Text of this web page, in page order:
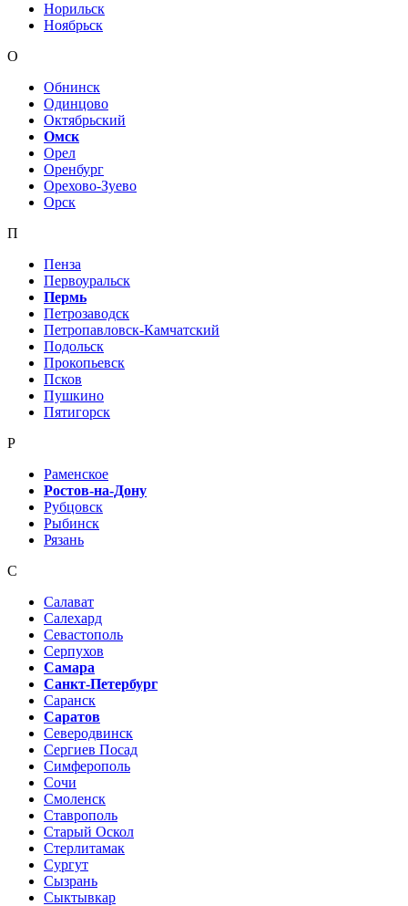
Норильск
Ноябрьск
О
Обнинск
Одинцово
Октябрьский
Омск
Орел
Оренбург
Орехово-Зуево
Орск
П
Пенза
Первоуральск
Пермь
Петрозаводск
Петропавловск-Камчатский
Подольск
Прокопьевск
Псков
Пушкино
Пятигорск
Р
Раменское
Ростов-на-Дону
Рубцовск
Рыбинск
Рязань
С
Салават
Салехард
Севастополь
Серпухов
Самара
Санкт-Петербург
Саранск
Саратов
Северодвинск
Сергиев Посад
Симферополь
Сочи
Смоленск
Ставрополь
Старый Оскол
Стерлитамак
Сургут
Сызрань
Сыктывкар